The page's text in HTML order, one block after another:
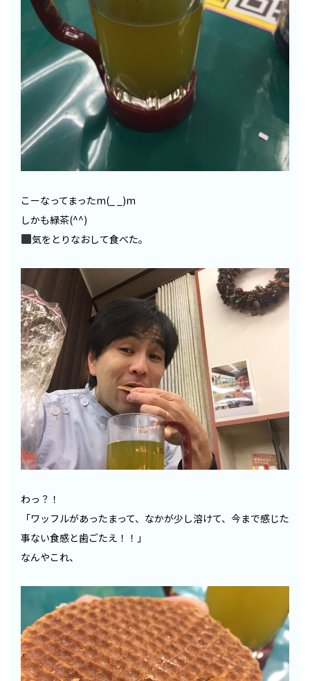
こーなってまったm(_ _)m
しかも緑茶(^^)
気をとりなおして食べた。
わっ？！
「ワッフルがあったまって、なかが少し溶けて、今まで感じた
事ない食感と歯ごたえ！！」
なんやこれ、